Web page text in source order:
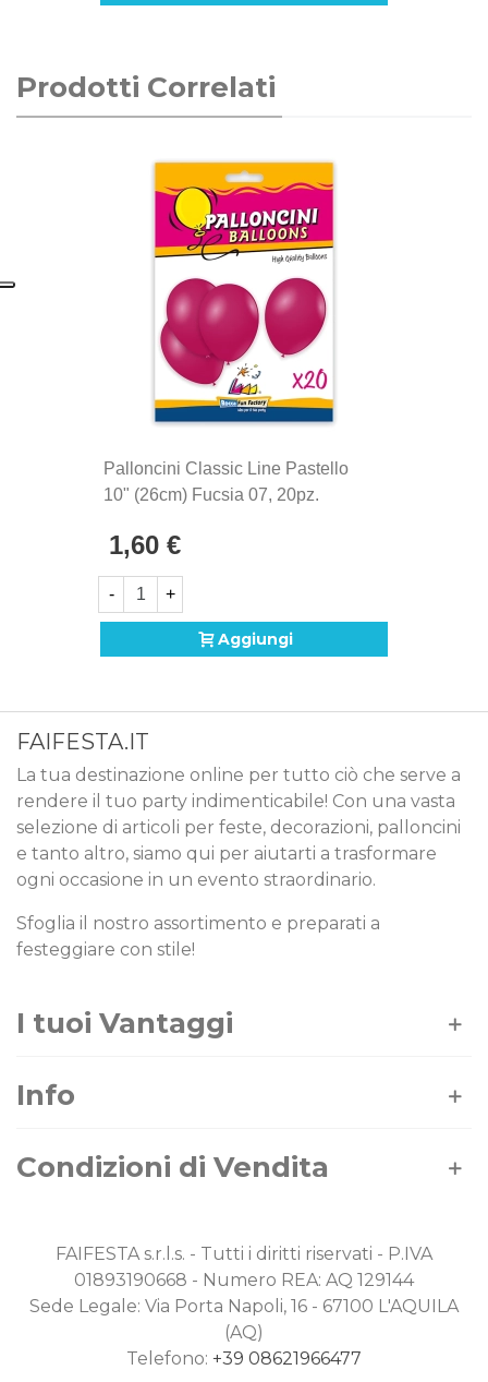
Prodotti Correlati
Palloncini Classic Line Pastello
10" (26cm) Fucsia 07, 20pz.
1,60 €
- +
Aggiungi
FAIFESTA.IT
La tua destinazione online per tutto ciò che serve a
rendere il tuo party indimenticabile! Con una vasta
selezione di articoli per feste, decorazioni, palloncini
e tanto altro, siamo qui per aiutarti a trasformare
ogni occasione in un evento straordinario.
Sfoglia il nostro assortimento e preparati a
festeggiare con stile!
I tuoi Vantaggi
Info
Condizioni di Vendita
FAIFESTA s.r.l.s. - Tutti i diritti riservati - P.IVA
01893190668 - Numero REA: AQ 129144
Sede Legale: Via Porta Napoli, 16 - 67100 L'AQUILA
(AQ)
Telefono: +39 08621966477